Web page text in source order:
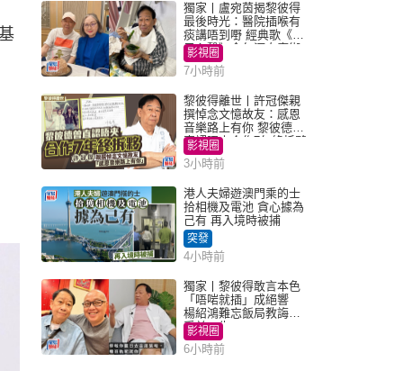
獨家丨盧宛茵揭黎彼得
最後時光：醫院插喉有
痰講唔到嘢 經典歌《浪
子心聲》金句源自廟街
睇相佬
影視圈
7小時前
黎彼得離世丨許冠傑親
撰悼念文憶故友：感恩
音樂路上有你 黎彼德曾
直認唔夾合作7年終拆夥
影視圈
3小時前
港人夫婦遊澳門乘的士
拾相機及電池 貪心據為
己有 再入境時被捕
突發
4小時前
獨家丨黎彼得敢言本色
「唔啱就插」成絕響
楊紹鴻難忘飯局教誨：
受益一生
影視圈
6小時前